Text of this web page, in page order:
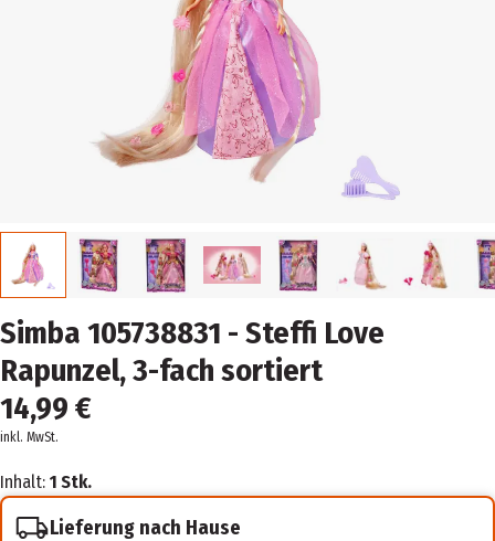
Simba 105738831 - Steffi Love
Rapunzel, 3-fach sortiert
14,99 €
inkl. MwSt.
Inhalt: 1 Stk.
Lieferung nach Hause